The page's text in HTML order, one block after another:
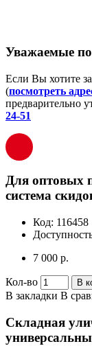
Уважаемые
Если Вы хотите
(посмотреть
предварительно
24-51
Для оптовых
система
Код: 116458
7 000 р.
Кол-во В
В закладки В
Складная